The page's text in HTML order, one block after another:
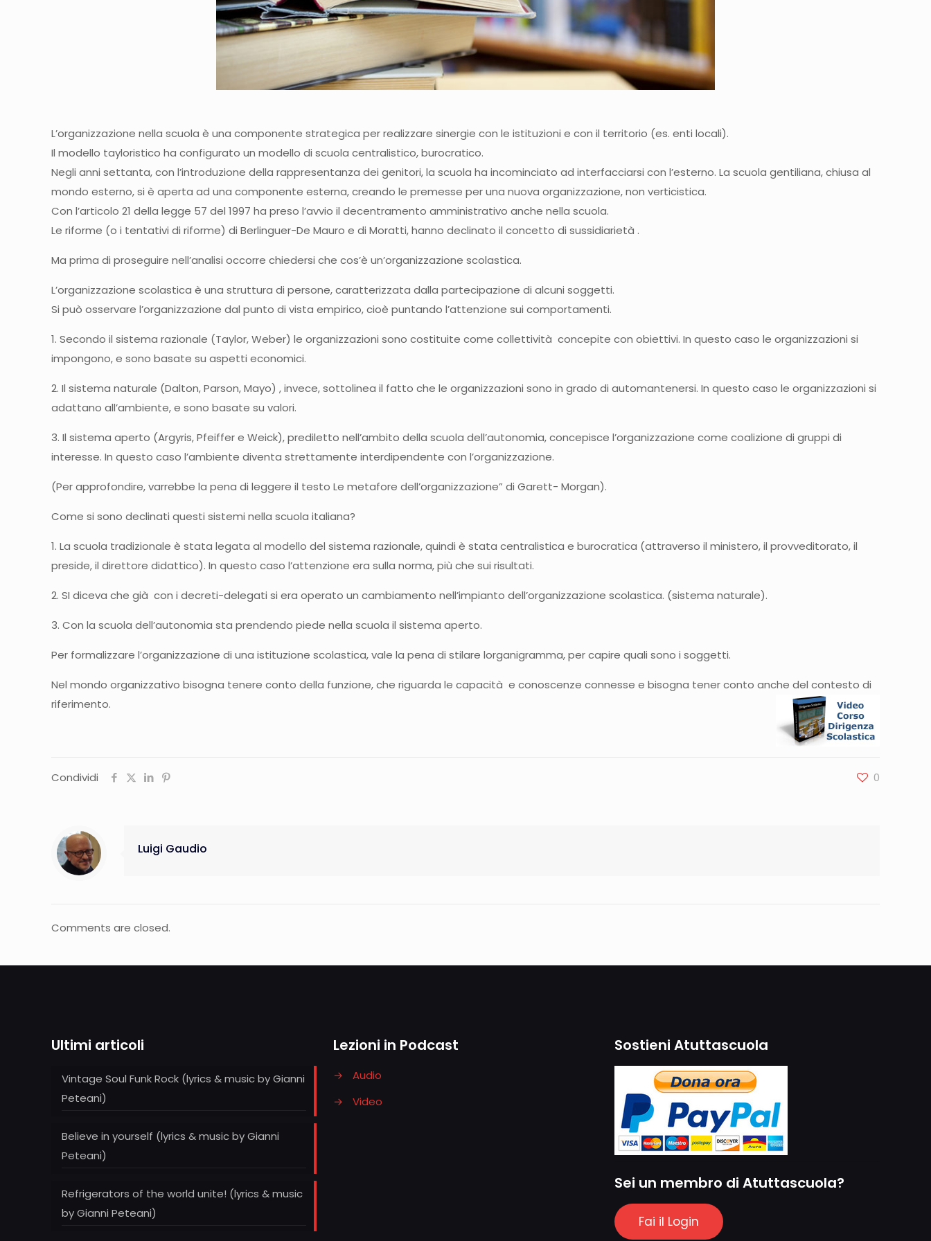
L’organizzazione nella scuola è una componente strategica per realizzare sinergie con le istituzioni e con il territorio (es. enti locali).
Il modello tayloristico ha configurato un modello di scuola centralistico, burocratico.
Negli anni settanta, con l’introduzione della rappresentanza dei genitori, la scuola ha incominciato ad interfacciarsi con l’esterno. La scuola gentiliana, chiusa al
mondo esterno, si è aperta ad una componente esterna, creando le premesse per una nuova organizzazione, non verticistica.
Con l’articolo 21 della legge 57 del 1997 ha preso l’avvio il decentramento amministrativo anche nella scuola.
Le riforme (o i tentativi di riforme) di Berlinguer-De Mauro e di Moratti, hanno declinato il concetto di sussidiarietà .
Ma prima di proseguire nell’analisi occorre chiedersi che cos’è un’organizzazione scolastica.
L’organizzazione scolastica è una struttura di persone, caratterizzata dalla partecipazione di alcuni soggetti.
Si può osservare l’organizzazione dal punto di vista empirico, cioè puntando l’attenzione sui comportamenti.
1. Secondo il sistema razionale (Taylor, Weber) le organizzazioni sono costituite come collettività concepite con obiettivi. In questo caso le organizzazioni si
impongono, e sono basate su aspetti economici.
2. Il sistema naturale (Dalton, Parson, Mayo) , invece, sottolinea il fatto che le organizzazioni sono in grado di automantenersi. In questo caso le organizzazioni si
adattano all’ambiente, e sono basate su valori.
3. Il sistema aperto (Argyris, Pfeiffer e Weick), prediletto nell’ambito della scuola dell’autonomia, concepisce l’organizzazione come coalizione di gruppi di
interesse. In questo caso l’ambiente diventa strettamente interdipendente con l’organizzazione.
(Per approfondire, varrebbe la pena di leggere il testo Le metafore dell’organizzazione” di Garett- Morgan).
Come si sono declinati questi sistemi nella scuola italiana?
1. La scuola tradizionale è stata legata al modello del sistema razionale, quindi è stata centralistica e burocratica (attraverso il ministero, il provveditorato, il
preside, il direttore didattico). In questo caso l’attenzione era sulla norma, più che sui risultati.
2. SI diceva che già con i decreti-delegati si era operato un cambiamento nell’impianto dell’organizzazione scolastica. (sistema naturale).
3. Con la scuola dell’autonomia sta prendendo piede nella scuola il sistema aperto.
Per formalizzare l’organizzazione di una istituzione scolastica, vale la pena di stilare lorganigramma, per capire quali sono i soggetti.
Nel mondo organizzativo bisogna tenere conto della funzione, che riguarda le capacità e conoscenze connesse e bisogna tener conto anche del contesto di
riferimento.
Condividi 0
Luigi Gaudio
Comments are closed.
Ultimi articoli
Vintage Soul Funk Rock (lyrics & music by Gianni
Peteani)
Believe in yourself (lyrics & music by Gianni
Peteani)
Refrigerators of the world unite! (lyrics & music
by Gianni Peteani)
Lezioni in Podcast
→
Audio
→
Video
Sostieni Atuttascuola
Sei un membro di Atuttascuola?
Fai il Login